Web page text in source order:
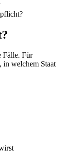
Fälle. Für
in welchem Staat